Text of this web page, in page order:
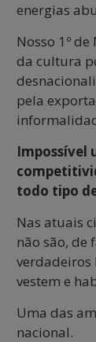
energias
Nosso 1º
da cultura
pela
Impossível
todo tipo
Nas atuais
não são, de
verdadeiros
vestem e
Uma das
nacional.